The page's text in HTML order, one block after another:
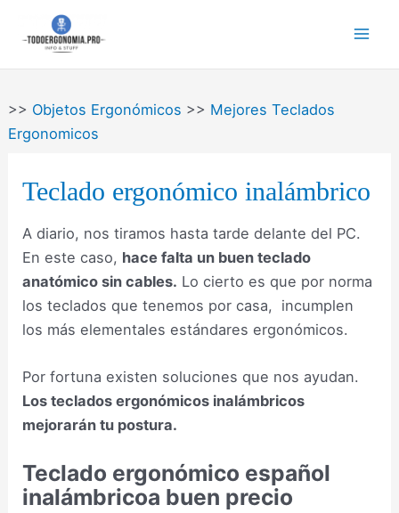
>> Objetos Ergonómicos >> Mejores Teclados
Ergonomicos
Teclado ergonómico inalámbrico
A diario, nos tiramos hasta tarde delante del PC.
En este caso, hace falta un buen teclado
anatómico sin cables. Lo cierto es que por norma
los teclados que tenemos por casa, incumplen
los más elementales estándares ergonómicos.
Por fortuna existen soluciones que nos ayudan.
Los teclados ergonómicos inalámbricos
mejorarán tu postura.
Teclado ergonómico español
inalámbricoa buen precio